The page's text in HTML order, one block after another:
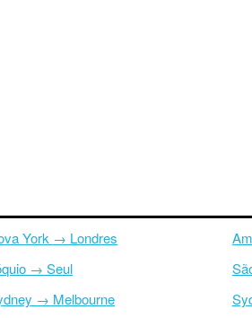
York → Londres
→ Seul
→ Melbourne